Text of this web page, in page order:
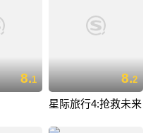
8.1 8.2
星际旅行4:抢救未来